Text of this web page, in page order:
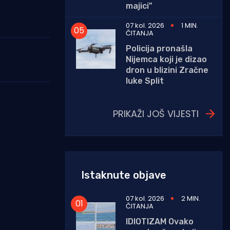
majici"
07 kol. 2026
1 MIN.
ČITANJA
Policija pronašla
Nijemca koji je dizao
dron u blizini Zračne
luke Split
PRIKAŽI JOŠ VIJESTI
Istaknute objave
07 kol. 2026 2 MIN.
ČITANJA
IDIOTIZAM Ovako